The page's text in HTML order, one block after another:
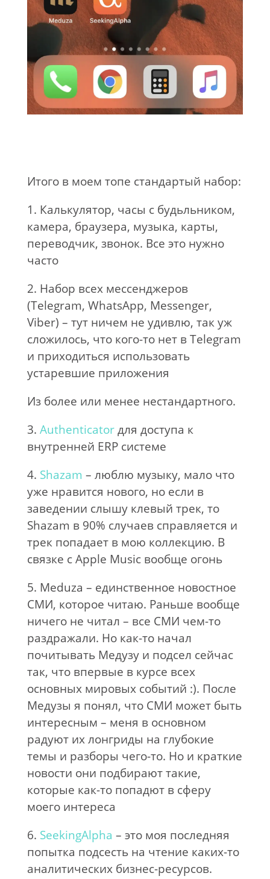
Итого в моем топе стандартый набор:
1. Калькулятор, часы с будьльником,
камера, браузера, музыка, карты,
переводчик, звонок. Все это нужно
часто
2. Набор всех мессенджеров
(Telegram, WhatsApp, Messenger,
Viber) – тут ничем не удивлю, так уж
сложилось, что кого-то нет в Telegram
и приходиться использовать
устаревшие приложения
Из более или менее нестандартного.
3. Authenticatorдля доступа к
внутренней ERP системе
4. Shazam – люблю музыку, мало что
уже нравится нового, но если в
заведении слышу клевый трек, то
Shazam в 90% случаев справляется и
трек попадает в мою коллекцию. В
связке с Apple Music вообще огонь
5. Meduza – единственное новостное
СМИ, которое читаю. Раньше вообще
ничего не читал – все СМИ чем-то
раздражали. Но как-то начал
почитывать Медузу и подсел сейчас
так, что впервые в курсе всех
основных мировых событий :). После
Медузы я понял, что СМИ может быть
интересным – меня в основном
радуют их лонгриды на глубокие
темы и разборы чего-то. Но и краткие
новости они подбирают такие,
которые как-то попадют в сферу
моего интереса
6. SeekingAlpha – это моя последняя
попытка подсесть на чтение каких-то
аналитических бизнес-ресурсов.